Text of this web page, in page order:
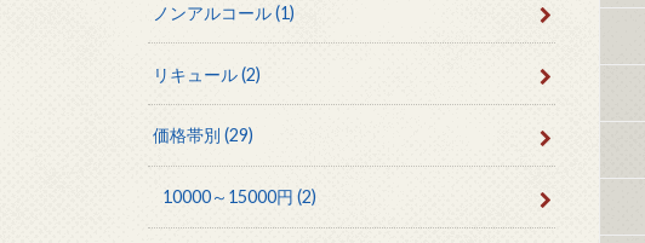
ノンアルコール(1)
リキュール(2)
価格帯別(29)
10000～15000円 (2)